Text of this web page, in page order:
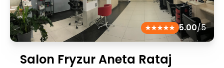
5.00/5
Salon Fryzur Aneta Rataj